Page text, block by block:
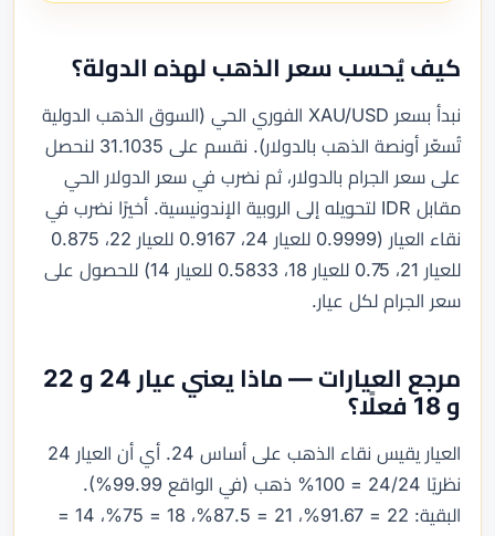
كيف يُحسب سعر الذهب لهذه الدولة؟
نبدأ بسعر XAU/USD الفوري الحي (السوق الذهب الدولية
تُسعّر أونصة الذهب بالدولار). نقسم على 31.1035 لنحصل
على سعر الجرام بالدولار، ثم نضرب في سعر الدولار الحي
مقابل IDR لتحويله إلى الروبية الإندونيسية. أخيرًا نضرب في
نقاء العيار (0.9999 للعيار 24، 0.9167 للعيار 22، 0.875
للعيار 21، 0.75 للعيار 18، 0.5833 للعيار 14) للحصول على
سعر الجرام لكل عيار.
مرجع العيارات — ماذا يعني عيار 24 و 22
و 18 فعلًا؟
العيار يقيس نقاء الذهب على أساس 24. أي أن العيار 24
نظريًا 24/24 = 100% ذهب (في الواقع 99.99%).
البقية: 22 = 91.67%، 21 = 87.5%، 18 = 75%، 14 =